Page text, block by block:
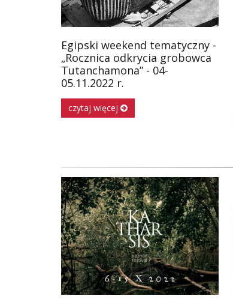
Egipski weekend tematyczny -
„Rocznica odkrycia grobowca
Tutanchamona” - 04-
05.11.2022 r.
czytaj więcej